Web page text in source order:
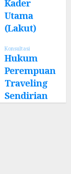
Kader
Utama
(Lakut)
Konsultasi
Hukum
Perempuan
Traveling
Sendirian